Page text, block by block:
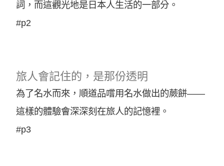
詞，而這觀光地是日本人生活的一部分。
#p2
旅人會記住的，是那份透明
為了名水而來，順道品嚐用名水做出的蕨餅——
這樣的體驗會深深刻在旅人的記憶裡。
#p3